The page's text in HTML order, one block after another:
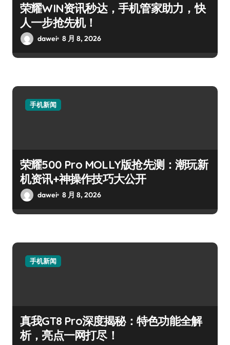
荣耀WIN资讯秒达，手机管家助力，快
人一步抢先机！
dawei 8 月 8, 2026
手机新闻
荣耀500 Pro MOLLY版抢先测：潮玩新
机资讯+神操作技巧大公开
dawei 8 月 8, 2026
手机新闻
真我GT8 Pro深度揭秘：特色功能全解
析，亮点一网打尽！